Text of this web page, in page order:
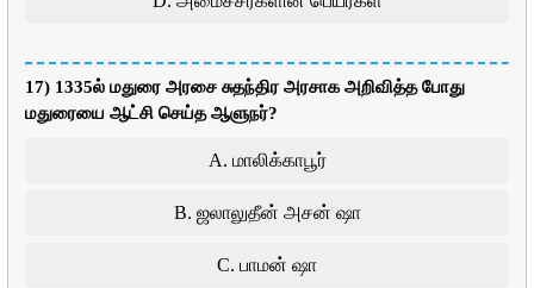
17) 1335ல் மதுரை அரசை சுதந்திர அரசாக அறிவித்த போது
மதுரையை ஆட்சி செய்த ஆளுநர்?
A. மாலிக்காபூர்
B. ஜலாலுதீன் அசன் ஷா
C. பாமன் ஷா